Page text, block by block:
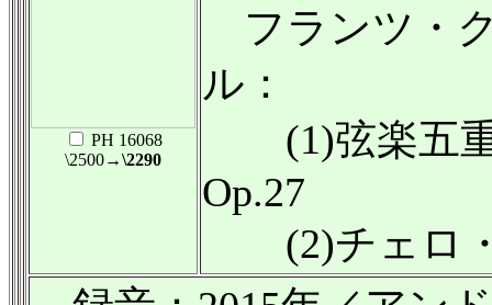
PH 16068
\2500→\2290
フランツ・
ル：
(1)弦楽五重
Op.27
(2)チェロ・